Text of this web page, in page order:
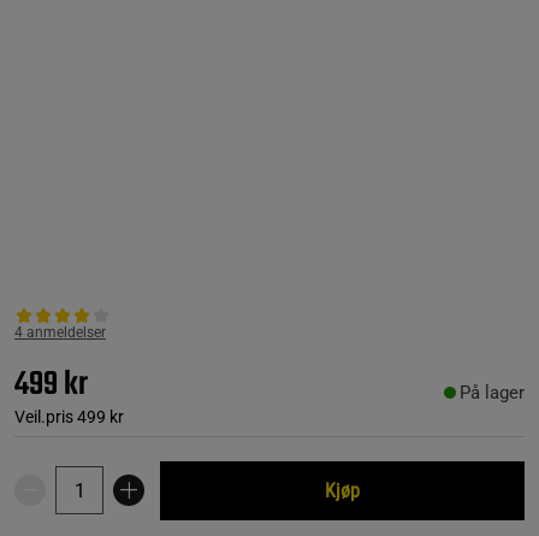
4 anmeldelser
499 kr
Veil.pris499 kr
På lager
Kjøp